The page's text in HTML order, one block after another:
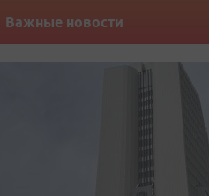
Важные новости